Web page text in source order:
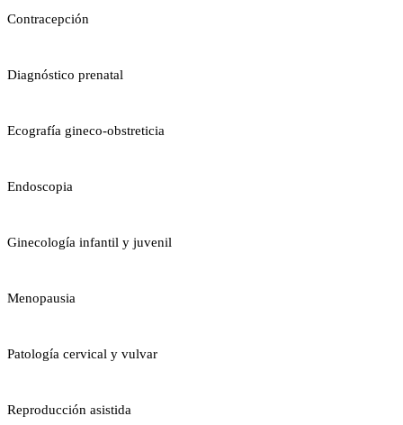
Contracepción
Diagnóstico prenatal
Ecografía gineco-obstreticia
Endoscopia
Ginecología infantil y juvenil
Menopausia
Patología cervical y vulvar
Reproducción asistida